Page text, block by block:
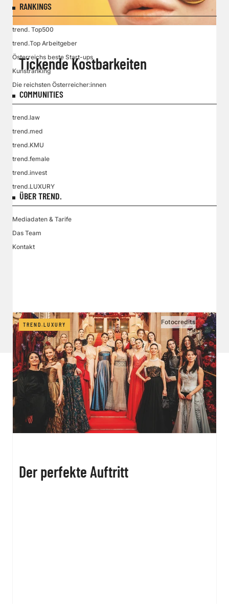
Tickende Kostbarkeiten
TREND.LUXURY
Der perfekte Auftritt
RANKINGS
trend. Top500
trend.Top Arbeitgeber
Österreichs beste Start-ups
Kunstranking
Die reichsten Österreicher:innen
COMMUNITIES
trend.law
trend.med
trend.KMU
trend.female
trend.invest
trend.LUXURY
ÜBER TREND.
Mediadaten & Tarife
Das Team
Kontakt
Cookie Einstellungen
Vertrag widerrufen Fotocredits